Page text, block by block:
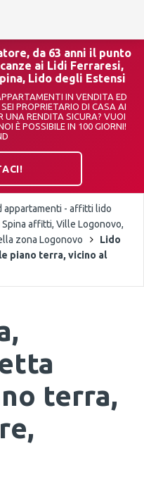
da 63 anni il punto
ai Lidi Ferraresi,
Lido degli Estensi
IN VENDITA ED
PROPRIETARIO DI CASA AI
UNA RENDITA SICURA? VUOI
È POSSIBILE IN 100 GIORNI!
appartamenti - affitti lido
Spina affitti, Ville Logonovo,
zona Logonovo
Lido
piano terra, vicino al
terra,